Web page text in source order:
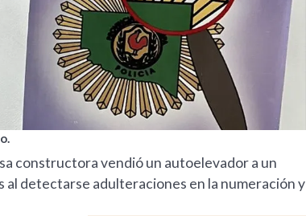
constructora vendió un autoelevador a un
detectarse adulteraciones en la numeración y